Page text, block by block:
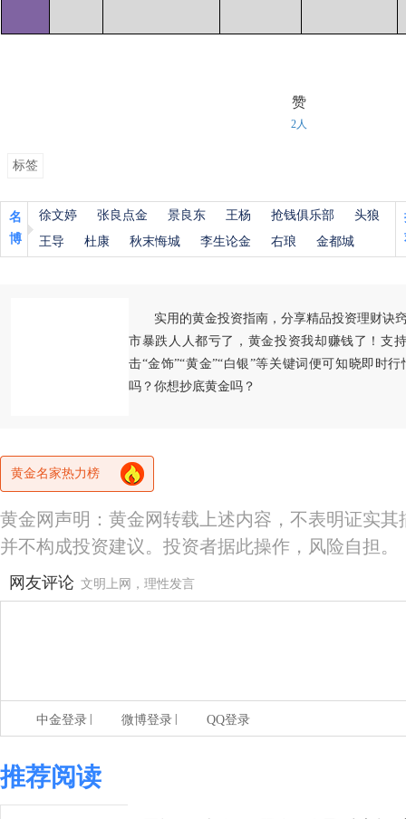
赞
2人
标签
名
博
徐文婷 张良点金 景良东 王杨 抢钱俱乐部
头狼
王导
杜康 秋末悔城 李生论金 右琅 金都城
实用的黄金投资指南，分享精品投资理财诀
市暴跌人人都亏了，黄金投资我却赚钱了！支
击“金饰”“黄金”“白银”等关键词便可知晓即时
吗？你想抄底黄金吗？
黄金名家热力榜
黄金网声明：黄金网转载上述内容，不表明证实
并不构成投资建议。投资者据此操作，风险自担。
网友评论 文明上网，理性发言
中金登录 微博登录 QQ登录
推荐阅读